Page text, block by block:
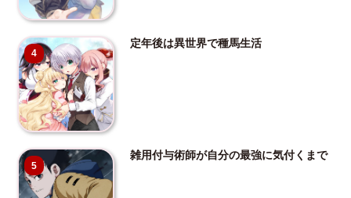
4
定年後は異世界で種馬生活
5
雑用付与術師が自分の最強に気付くまで